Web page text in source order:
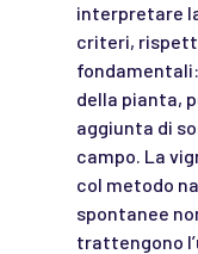
interpretare
criteri,
della pianta,
aggiunta di
campo. La
col metodo
spontanee
trattengono